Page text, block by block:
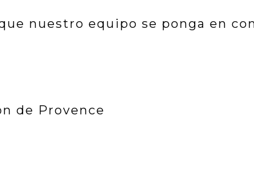
nuestro equipo se ponga en
de Provence